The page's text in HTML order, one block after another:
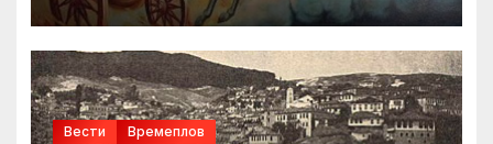
Вести Времеплов